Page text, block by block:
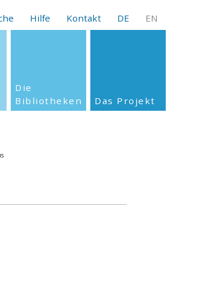
Hilfe Kontakt DE EN
Die
Bibliotheken
Das Projekt